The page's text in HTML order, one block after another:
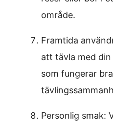
område.
Framtida
att tävla med
som fungerar
Personlig smak: